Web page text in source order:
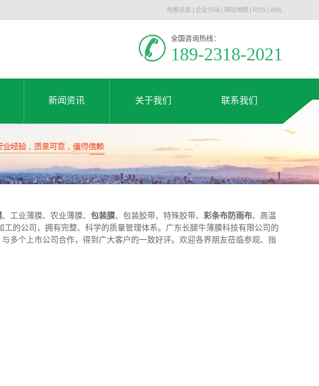
热推信息 企业分站 网站地图 RSS XML
全国咨询热线：
189-2318-2021
新闻资讯
新闻资讯
行业动态
常见问题
关于我们
关于我们
荣誉资质
联系我们
、工业薄膜、农业薄膜、 包装膜、包装胶带、特殊胶带、 彩条布防雨布、高温
工的公司，拥有完整、科学的质量管理体系。 广东长腿牛薄膜科技有限公司 的
多个上市公司合作，得到广大客户的一致好评。欢迎各界朋友莅临参观、指